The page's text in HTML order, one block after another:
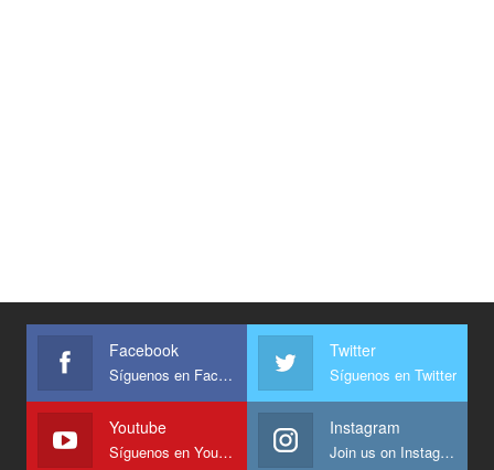
Facebook
Síguenos en Facebook
Twitter
Síguenos en Twitter
Youtube
Síguenos en Youtube
Instagram
Join us on Instagram